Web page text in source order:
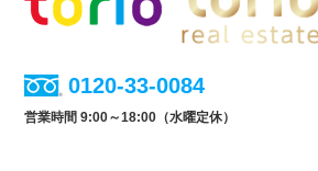
0120-33-0084
営業時間 9:00～18:00（水曜定休）